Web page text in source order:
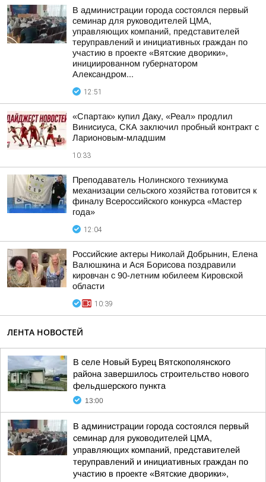
В администрации города состоялся первый
семинар для руководителей ЦМА,
управляющих компаний, представителей
теруправлений и инициативных граждан по
участию в проекте «Вятские дворики»,
инициированном губернатором
Александром...
12:51
«Спартак» купил Даку, «Реал» продлил
Винисиуса, СКА заключил пробный контракт с
Ларионовым-младшим
10:33
Преподаватель Нолинского техникума
механизации сельского хозяйства готовится к
финалу Всероссийского конкурса «Мастер
года»
12:04
Российские актеры Николай Добрынин, Елена
Валюшкина и Ася Борисова поздравили
кировчан с 90-летним юбилеем Кировской
области
10:39
ЛЕНТА НОВОСТЕЙ
В селе Новый Бурец Вятскополянского
района завершилось строительство нового
фельдшерского пункта
13:00
В администрации города состоялся первый
семинар для руководителей ЦМА,
управляющих компаний, представителей
теруправлений и инициативных граждан по
участию в проекте «Вятские дворики»,